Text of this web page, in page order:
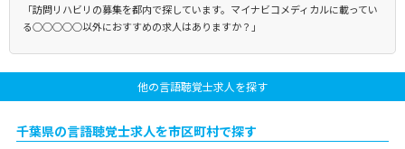
「訪問リハビリの募集を都内で探しています。マイナビコメディカルに載ってい
る○○○○○以外におすすめの求人はありますか？」
他の言語聴覚士求人を探す
千葉県の言語聴覚士求人を市区町村で探す